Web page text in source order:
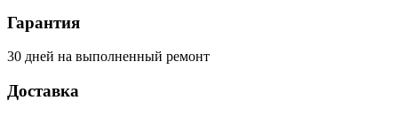
Гарантия
30 дней на выполненный ремонт
Доставка